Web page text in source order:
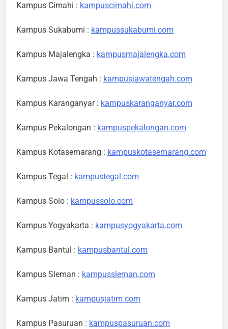
Kampus Cimahi : kampuscimahi.com
Kampus Sukabumi : kampussukabumi.com
Kampus Majalengka : kampusmajalengka.com
Kampus Jawa Tengah : kampusjawatengah.com
Kampus Karanganyar : kampuskaranganyar.com
Kampus Pekalongan : kampuspekalongan.com
Kampus Kotasemarang : kampuskotasemarang.com
Kampus Tegal : kampustegal.com
Kampus Solo : kampussolo.com
Kampus Yogyakarta : kampusyogyakarta.com
Kampus Bantul : kampusbantul.com
Kampus Sleman : kampussleman.com
Kampus Jatim : kampusjatim.com
Kampus Pasuruan : kampuspasuruan.com